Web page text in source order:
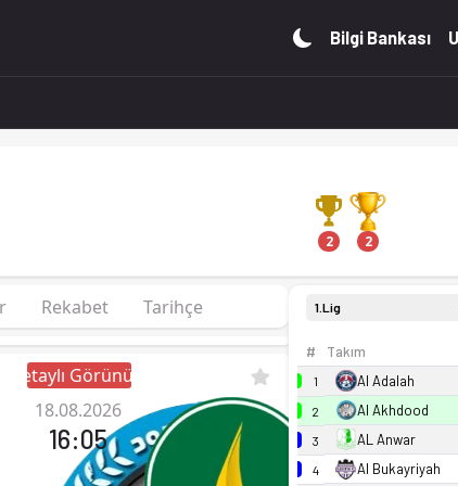
ve canlı skor Ofsayt'ta.
Bilgi Bankası
2 2
Rekabet Tarihçe
Detaylı Görünüm
18.08.2026
16:05
1.Lig
# Takım
1 Al Adalah
2 Al Akhdood
3 AL Anwar
4 Al Bukayriyah